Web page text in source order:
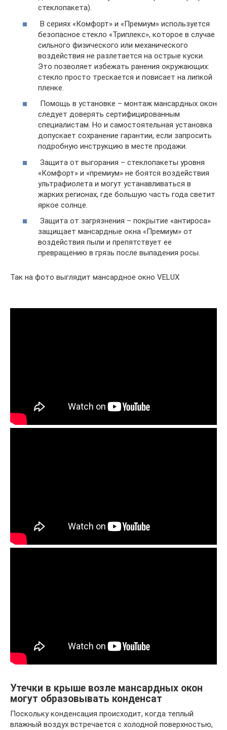
стеклопакета).
В сериях «Комфорт» и «Премиум» используется
безопасное стекло «Триплекс», которое в случае
сильного физического или механического
воздействия не разлетается на острые куски.
Это позволяет избежать ранения окружающих:
стекло просто трескается и повисает на липкой
пленке.
Помощь в установке – монтаж мансардных окон
следует доверять сертифицированным
специалистам. Но и самостоятельная установка
допускает сохранение гарантии, если запросить
подробную инструкцию в месте продажи.
Защита от выгорания – стеклопакеты уровня
«Комфорт» и «премиум» не боятся воздействия
ультрафиолета и могут устанавливаться в
жарких регионах, где большую часть года светит
яркое солнце.
Защита от загрязнения – покрытие «антироса»
защищает мансардные окна «Премиум» от
воздействия пыли и препятствует ее
превращению в грязь после выпадения росы.
Так на фото выглядит мансардное окно VELUX
Утечки в крыше возле мансардных окон
могут образовывать конденсат
Поскольку конденсация происходит, когда теплый
влажный воздух встречается с холодной поверхностью,